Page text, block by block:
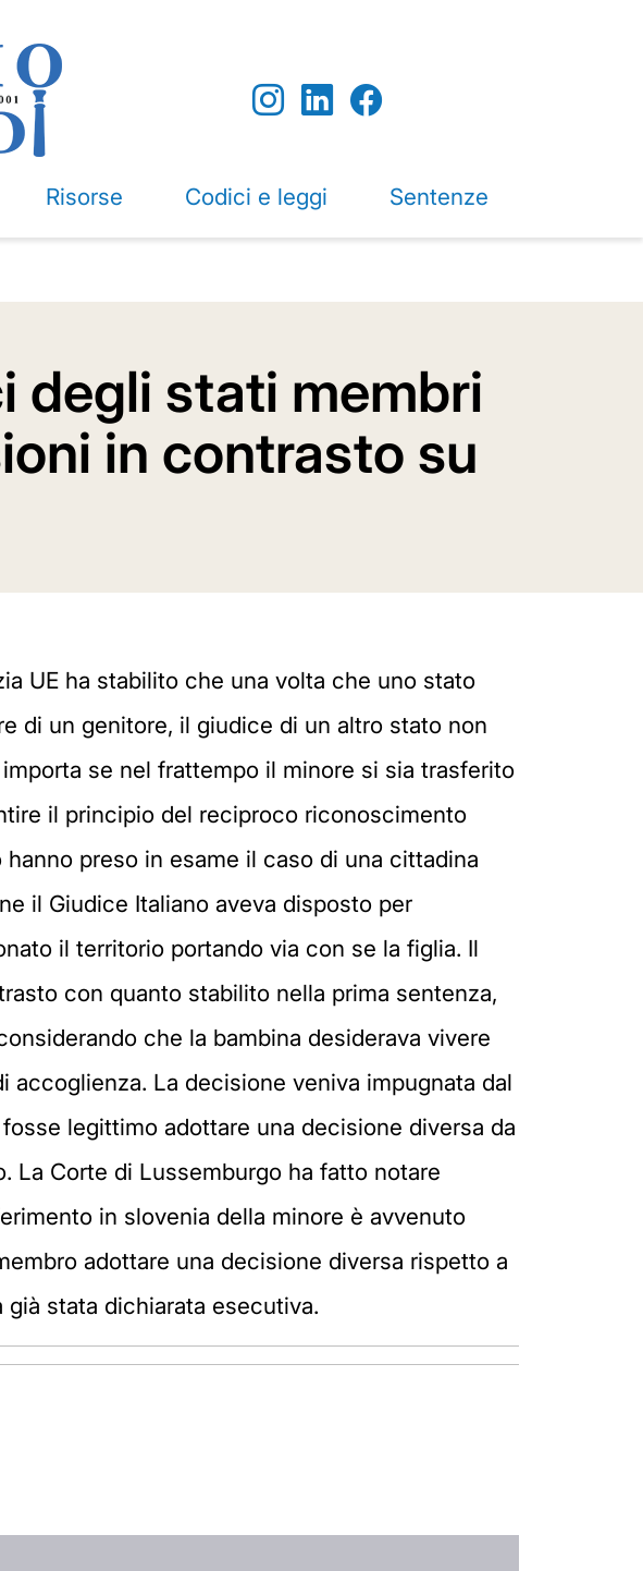
Risorse Codici e leggi Sentenze
degli stati membri
in contrasto su
UE ha stabilito che una volta che uno stato
di un genitore, il giudice di un altro stato non
se nel frattempo il minore si sia trasferito
il principio del reciproco riconoscimento
preso in esame il caso di una cittadina
il Giudice Italiano aveva disposto per
il territorio portando via con se la figlia. Il
con quanto stabilito nella prima sentenza,
che la bambina desiderava vivere
La decisione veniva impugnata dal
legittimo adottare una decisione diversa da
La Corte di Lussemburgo ha fatto notare
in slovenia della minore è avvenuto
adottare una decisione diversa rispetto a
stata dichiarata esecutiva.